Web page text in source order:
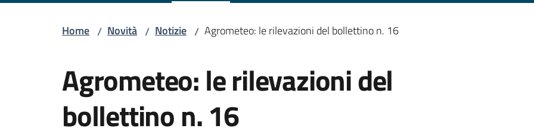
Home / Novità / Notizie / Agrometeo: le rilevazioni del bollettino n. 16
Agrometeo: le rilevazioni del
bollettino n. 16